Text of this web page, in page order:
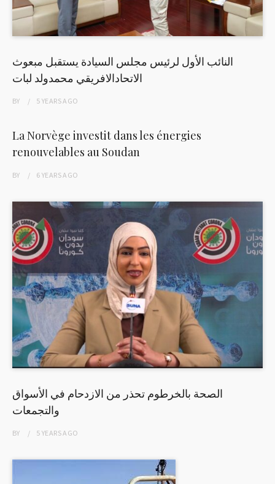
النائب الأول لرئيس مجلس السيادة يستقبل مبعوث
الاتحادالافريقي محمدولد لبات
BY 5 YEARSAGO
La Norvège investit dans les énergies
renouvelables au Soudan
BY 6 YEARSAGO
الصحة بالخرطوم تحذر من الازدحام في الأسواق
والتجمعات
BY 5 YEARSAGO